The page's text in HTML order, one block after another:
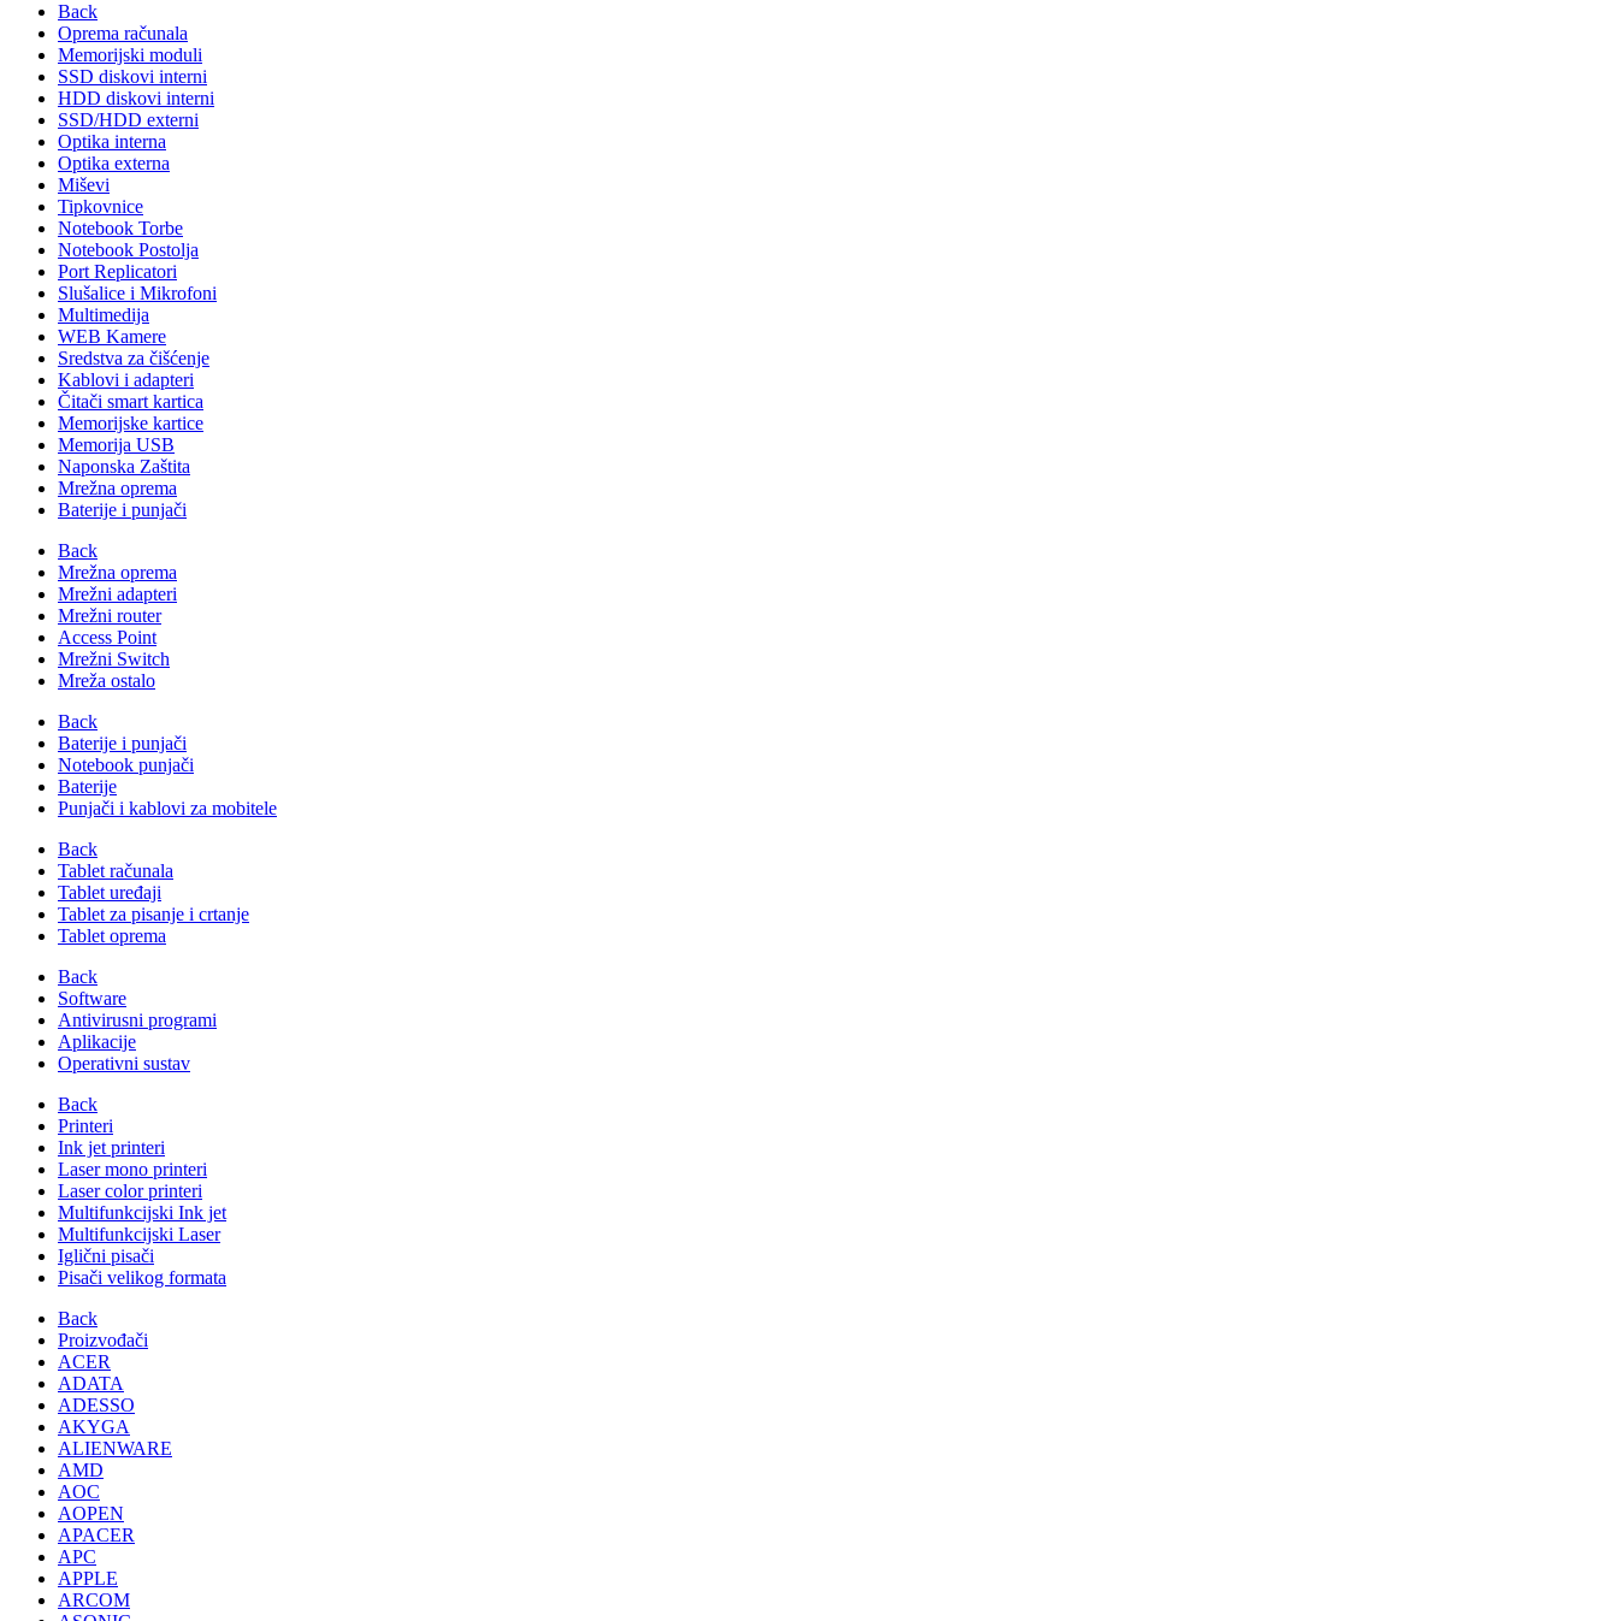
Back
Oprema računala
Memorijski moduli
SSD diskovi interni
HDD diskovi interni
SSD/HDD externi
Optika interna
Optika externa
Miševi
Tipkovnice
Notebook Torbe
Notebook Postolja
Port Replicatori
Slušalice i Mikrofoni
Multimedija
WEB Kamere
Sredstva za čišćenje
Kablovi i adapteri
Čitači smart kartica
Memorijske kartice
Memorija USB
Naponska Zaštita
Mrežna oprema
Baterije i punjači
Back
Mrežna oprema
Mrežni adapteri
Mrežni router
Access Point
Mrežni Switch
Mreža ostalo
Back
Baterije i punjači
Notebook punjači
Baterije
Punjači i kablovi za mobitele
Back
Tablet računala
Tablet uređaji
Tablet za pisanje i crtanje
Tablet oprema
Back
Software
Antivirusni programi
Aplikacije
Operativni sustav
Back
Printeri
Ink jet printeri
Laser mono printeri
Laser color printeri
Multifunkcijski Ink jet
Multifunkcijski Laser
Iglični pisači
Pisači velikog formata
Back
Proizvođači
ACER
ADATA
ADESSO
AKYGA
ALIENWARE
AMD
AOC
AOPEN
APACER
APC
APPLE
ARCOM